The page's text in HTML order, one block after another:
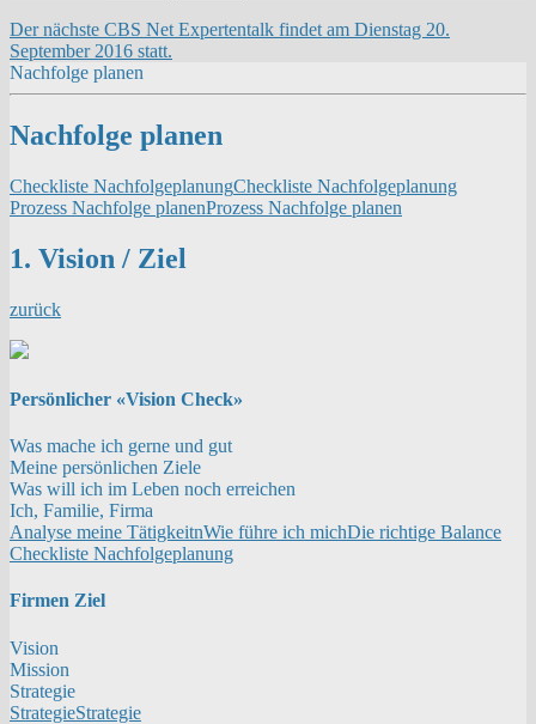
Der nächste CBS Net Expertentalk findet am Dienstag 20.
September 2016 statt.
Nachfolge planen
Nachfolge planen
Checkliste NachfolgeplanungCheckliste Nachfolgeplanung
Prozess Nachfolge planenProzess Nachfolge planen
1. Vision / Ziel
zurück
Persönlicher «Vision Check»
Was mache ich gerne und gut
Meine persönlichen Ziele
Was will ich im Leben noch erreichen
Ich, Familie, Firma
Analyse meine TätigkeitnWie führe ich michDie richtige Balance
Checkliste Nachfolgeplanung
Firmen Ziel
Vision
Mission
Strategie
StrategieStrategie